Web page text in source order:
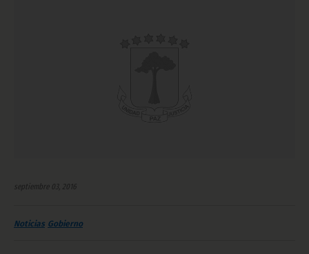
septiembre 03, 2016
Noticias Gobierno